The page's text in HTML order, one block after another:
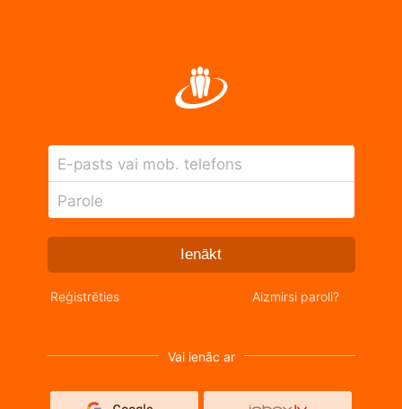
E-pasts vai mob. telefons
Parole
Ienākt
Reģistrēties Aizmirsi paroli?
Vai ienāc ar